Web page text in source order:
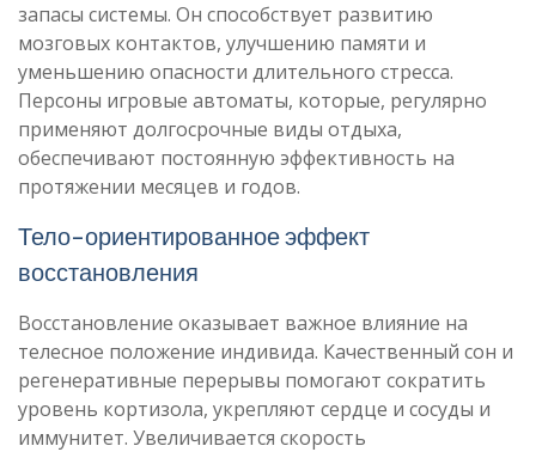
запасы системы. Он способствует развитию
мозговых контактов, улучшению памяти и
уменьшению опасности длительного стресса.
Персоны игровые автоматы, которые, регулярно
применяют долгосрочные виды отдыха,
обеспечивают постоянную эффективность на
протяжении месяцев и годов.
Тело-ориентированное эффект
восстановления
Восстановление оказывает важное влияние на
телесное положение индивида. Качественный сон и
регенеративные перерывы помогают сократить
уровень кортизола, укрепляют сердце и сосуды и
иммунитет. Увеличивается скорость